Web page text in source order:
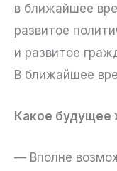
в ближайшее
развитое
и развитое
В ближайшее
Какое будущее
— Вполне